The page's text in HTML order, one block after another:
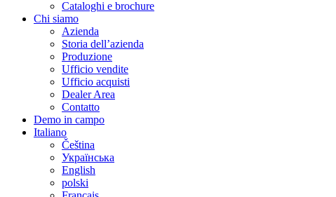
Cataloghi e brochure
Chi siamo
Azienda
Storia dell’azienda
Produzione
Ufficio vendite
Ufficio acquisti
Dealer Area
Contatto
Demo in campo
Italiano
Čeština
Українська
English
polski